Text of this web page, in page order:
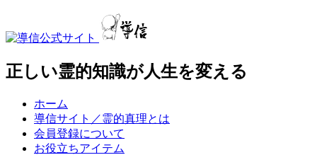
正しい霊的知識が人生を変える
ホーム
導信サイト／霊的真理とは
会員登録について
お役立ちアイテム